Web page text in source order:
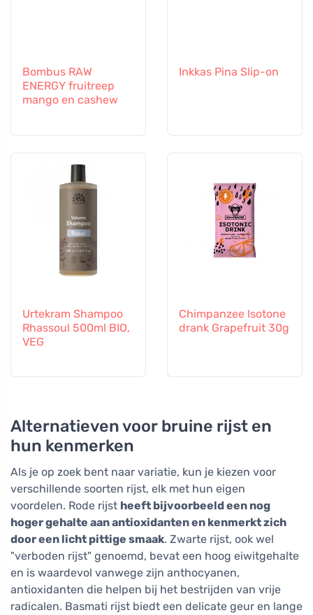
Bombus RAW
ENERGY fruitreep
mango en cashew
Inkkas Pina Slip-on
Urtekram Shampoo
Rhassoul 500ml BIO,
VEG
Chimpanzee Isotone
drank Grapefruit 30g
Alternatieven voor bruine rijst en
hun kenmerken
Als je op zoek bent naar variatie, kun je kiezen voor
verschillende soorten rijst, elk met hun eigen
voordelen. Rode rijst heeft bijvoorbeeld een nog
hoger gehalte aan antioxidanten en kenmerkt zich
door een licht pittige smaak. Zwarte rijst, ook wel
"verboden rijst" genoemd, bevat een hoog eiwitgehalte
en is waardevol vanwege zijn anthocyanen,
antioxidanten die helpen bij het bestrijden van vrije
radicalen. Basmati rijst biedt een delicate geur en lange